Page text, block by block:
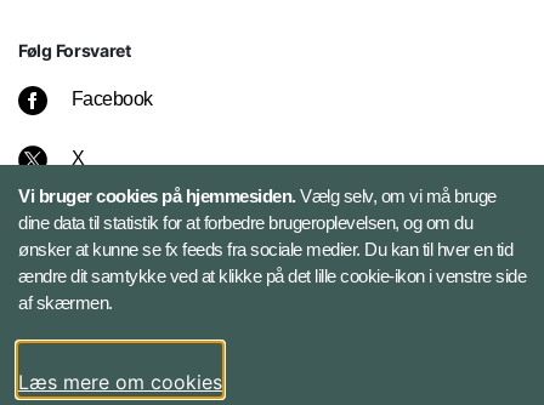
Følg Forsvaret
Facebook
X
Instagram
Bluesky
LinkedIn
Vi bruger cookies på hjemmesiden.Vælg selv, om vi må bruge
dine data til statistik for at forbedre brugeroplevelsen, og om du
ønsker at kunne se fx feeds fra sociale medier. Du kan til hver en tid
ændre dit samtykke ved at klikke på det lille cookie-ikon i venstre side
af skærmen.
Læs mere om cookies